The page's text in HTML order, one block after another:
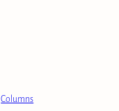
Columns